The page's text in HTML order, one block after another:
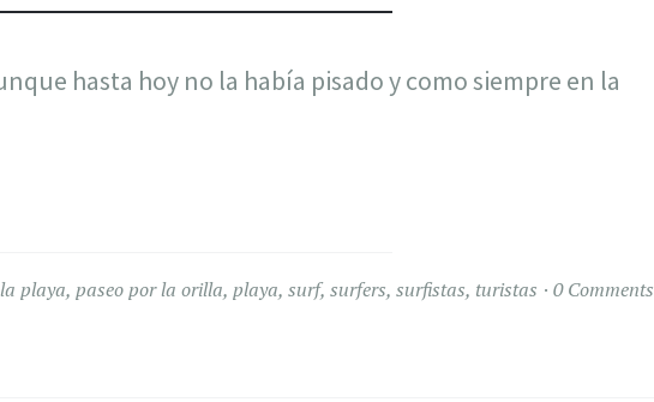
hasta hoy no la había pisado y como siempre en la
la playa, paseo por la orilla, playa, surf, surfers, surfistas, turistas 0 Comments